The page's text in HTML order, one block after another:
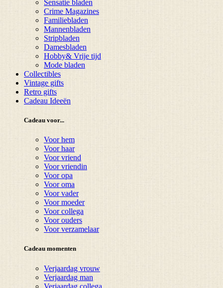
Sensatie bladen
Crime Magazines
Familiebladen
Mannenbladen
Stripbladen
Damesbladen
Hobby& Vrije tijd
Mode bladen
Collectibles
Vintage gifts
Retro gifts
Cadeau Ideeën
Cadeau voor...
Voor hem
Voor haar
Voor vriend
Voor vriendin
Voor opa
Voor oma
Voor vader
Voor moeder
Voor collega
Voor ouders
Voor verzamelaar
Cadeau momenten
Verjaardag vrouw
Verjaardag man
Verjaardag collega